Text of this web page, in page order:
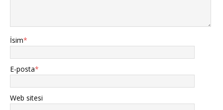
İsim*
E-posta*
Web sitesi